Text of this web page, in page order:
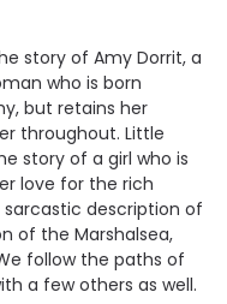
story of Amy Dorrit, a
who is born
but retains her
throughout. Little
story of a girl who is
love for the rich
description of
of the Marshalsea,
follow the paths of
a few others as well.